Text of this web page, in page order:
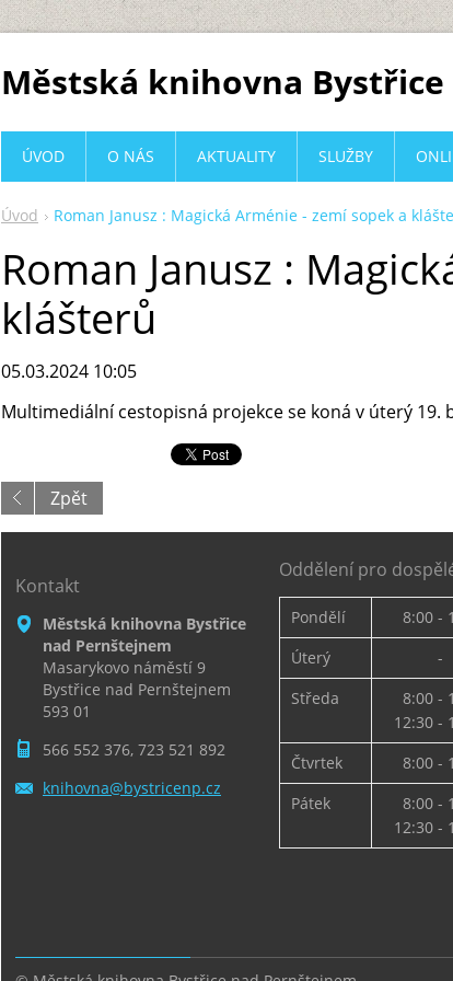
Městská knihovna
Úvod Roman Janusz : Magická Arménie - zemí sopek a
Roman Janusz :
klášterů
05.03.2024 10:05
Multimediální cestopisná projekce se koná v úterý 19.
Zpět
ÚVOD O NÁS AKTUALITY SLUŽBY
Kontakt
Městská knihovna Bystřice
nad Pernštejnem
Masarykovo náměstí 9
Bystřice nad Pernštejnem
593 01
566 552 376, 723 521 892
knihovna@bystricenp.cz
Oddělení pro
Pondělí
8:00 -
Úterý
-
Středa
8:00 -
12:30 -
Čtvrtek
8:00 -
Pátek
8:00 -
12:30 -